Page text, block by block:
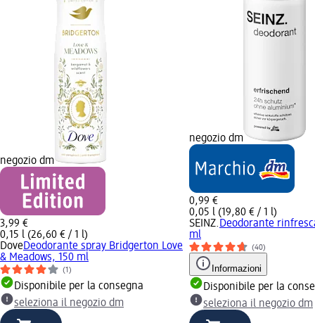
negozio dm
3,99 €
0,15 l (26,60 € / 1 l)
DoveDeodorante spray Bridgerton Love
& Meadows, 150 ml
(1)
Disponibile per la consegna
seleziona il negozio dm
negozio dm
0,99 €
0,05 l (19,80 € / 1 l)
SEINZ. Deodorante
ml
(40)
Informazioni
Disponibile per la
seleziona il negozio dm